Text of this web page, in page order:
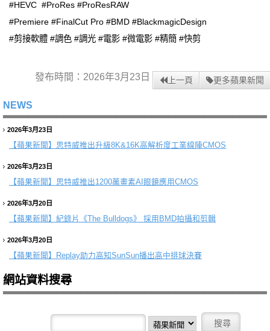
#HEVC #ProRes #ProResRAW
#Premiere #FinalCut Pro #BMD #BlackmagicDesign
#剪接軟體 #調色 #調光 #電影 #微電影 #精簡 #快剪
發布時間：2026年3月23日 上一頁 更多蘋果新聞
NEWS
2026年3月23日
【蘋果新聞】 思特威推出升級8K&16K高解析度工業線陣CMOS
2026年3月23日
【蘋果新聞】 思特威推出1200萬畫素AI眼鏡應用CMOS
2026年3月20日
【蘋果新聞】 紀錄片《The Bulldogs》 採用BMD拍攝和剪輯
2026年3月20日
【蘋果新聞】 Replay助力高知SunSun播出高中排球決賽
網站資料搜尋